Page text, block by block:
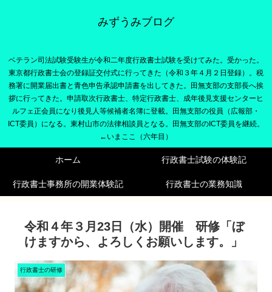
みずうみブログ
ベテラン司法試験受験生が令和二年度行政書士試験を受けてみた。受かった。
東京都行政書士会の登録証交付式に行ってきた（令和３年４月２日登録）。税
務署に開業届出書と青色申告承認申請書を出してきた。田無支部の支部長へ挨
拶に行ってきた。申請取次行政書士、特定行政書士、成年後見支援センターヒ
ルフェ正会員になり後見人等候補者名簿に登載。田無支部の役員（広報部・
ICT委員）になる。東村山市の法律相談員となる。田無支部のICT委員を継続。
←いまここ（六年目）
ホーム 行政書士試験の体験記
行政書士事務所の開業体験記 行政書士の業務知識
令和４年３月23日（水）開催 研修「ぼ
けますから、よろしくお願いします。」
行政書士の研修